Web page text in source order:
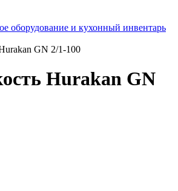
оборудование и кухонный инвентарь
GN 2/1-100
Hurakan GN